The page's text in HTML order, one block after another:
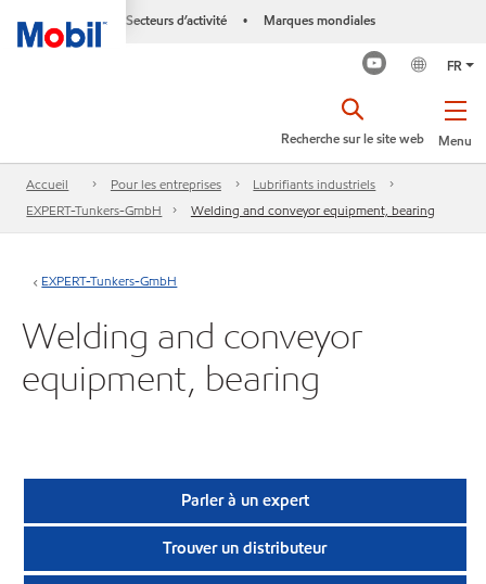
Secteurs d’activité • Marques mondiales
FR
Menu
Recherche sur le site web
Accueil Pour les entreprises
Lubrifiants industriels
EXPERT-Tunkers-GmbH
Welding and conveyor equipment, bearing
EXPERT-Tunkers-GmbH
Welding and conveyor
equipment, bearing
Parler à un expert
Trouver un distributeur